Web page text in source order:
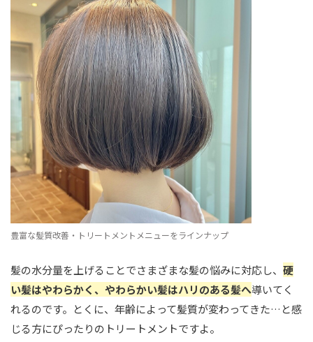
豊富な髪質改善・トリートメントメニューをラインナップ
髪の水分量を上げることでさまざまな髪の悩みに対応し、 硬
い髪はやわらかく、やわらかい髪はハリのある髪へ導いてく
れるのです。とくに、年齢によって髪質が変わってきた…と感
じる方にぴったりのトリートメントですよ。